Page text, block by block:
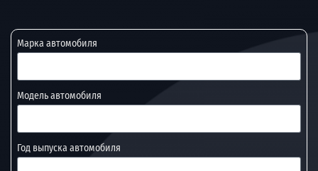
Марка автомобиля
Модель автомобиля
Год выпуска автомобиля